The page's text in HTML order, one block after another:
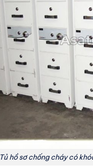
Tủ hồ sơ chống cháy có